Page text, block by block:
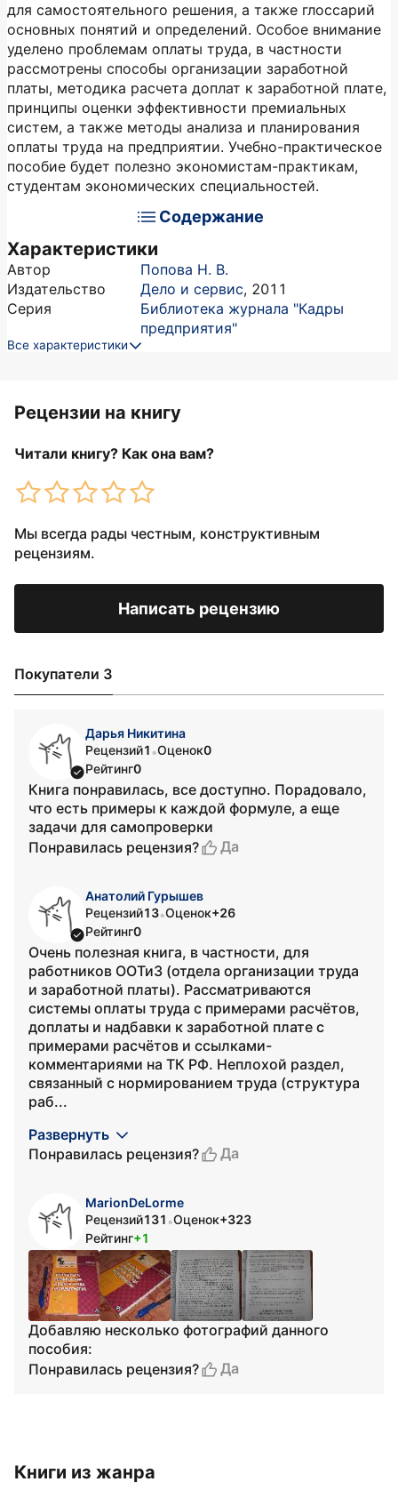
для самостоятельного решения, а также глоссарий
основных понятий и определений. Особое внимание
уделено проблемам оплаты труда, в частности
рассмотрены способы организации заработной
платы, методика расчета доплат к заработной плате,
принципы оценки эффективности премиальных
систем, а также методы анализа и планирования
оплаты труда на предприятии. Учебно-практическое
пособие будет полезно экономистам-практикам,
студентам экономических специальностей.
Содержание
Характеристики
Автор
Попова Н. В.
Издательство
Дело и сервис, 2011
Серия
Библиотека журнала "Кадры
предприятия"
Все характеристики
Рецензии на книгу
Читали книгу? Как она вам?
Мы всегда рады честным, конструктивным
рецензиям.
Написать рецензию
Покупатели 3
Дарья Никитина
Рецензий1 •Оценок0
Рейтинг0
Книга понравилась, все доступно. Порадовало,
что есть примеры к каждой формуле, а еще
задачи для самопроверки
Понравилась рецензия?
Да
Анатолий Гурышев
Рецензий13•Оценок+26
Рейтинг0
Очень полезная книга, в частности, для
работников ООТиЗ (отдела организации труда
и заработной платы). Рассматриваются
системы оплаты труда с примерами расчётов,
доплаты и надбавки к заработной плате с
примерами расчётов и ссылками-
комментариями на ТК РФ. Неплохой раздел,
связанный с нормированием труда (структура
раб...
Развернуть
Понравилась рецензия?
Да
MarionDeLorme
Рецензий131 •Оценок+323
Рейтинг+1
Добавляю несколько фотографий данного
пособия:
Понравилась рецензия?
Да
Книги из жанра